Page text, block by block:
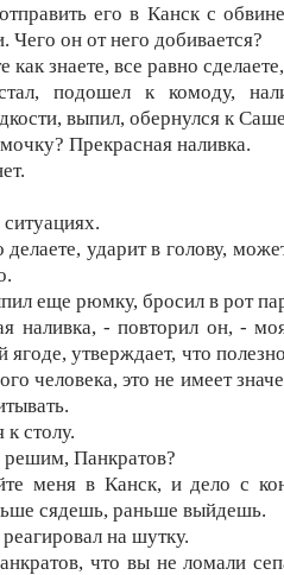
его в Канск с
Чего он от него добивается?
как знаете, все равно
подошел к комоду,
выпил, обернулся к
Прекрасная наливка.
ударит в голову,
еще рюмку, бросил в рот
наливка, - повторил он, -
ягоде, утверждает, что
человека, это не имеет
столу.
решим, Панкратов?
меня в Канск, и дело с
сядешь, раньше выйдешь.
на шутку.
что вы не ломали